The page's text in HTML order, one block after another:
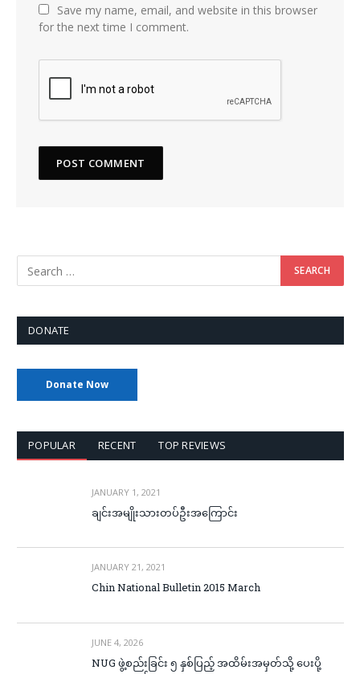
Save my name, email, and website in this browser
for the next time I comment.
DONATE
Donate Now
POPULAR RECENT TOP REVIEWS
JANUARY 1, 2021
ချင်းအမျိုးသားတပ်ဦးအကြောင်း
JANUARY 21, 2021
Chin National Bulletin 2015 March
JUNE 4, 2026
NUG ဖွဲ့စည်းခြင်း ၅ နှစ်ပြည့် အထိမ်းအမှတ်သို့ ပေးပို့